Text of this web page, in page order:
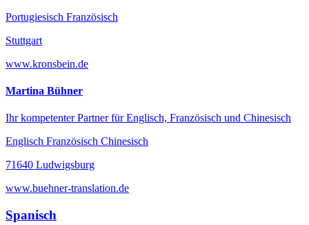
Portugiesisch Französisch
Stuttgart
www.kronsbein.de
Martina Bühner
Ihr kompetenter Partner für Englisch, Französisch und Chinesisch
Englisch Französisch Chinesisch
71640 Ludwigsburg
www.buehner-translation.de
Spanisch